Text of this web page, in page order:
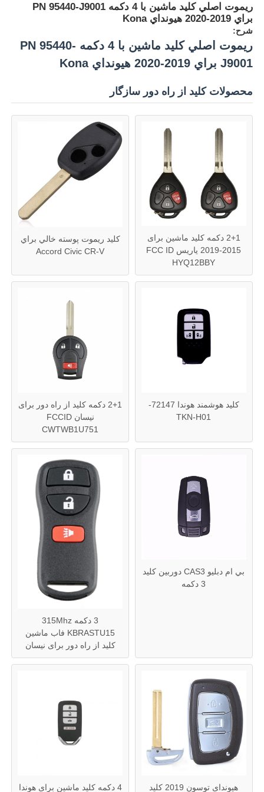
خانه
محصولات
فیلم های
اخبار
همه موارد
کلیدهای خودرو
ريموت اصلي کليد ماشين با 4 دکمه PN 95440-J9001
براي 2019-2020 هيونداي Kona
شرح:
ريموت اصلي کليد ماشين با 4 دکمه PN 95440-
J9001 براي 2019-2020 هيونداي Kona
محصولات کلید از راه دور سازگار
2+1 دکمه کلید ماشین برای
2015-2019 یاریس FCC ID
HYQ12BBY
کليد ريموت پوسته خالي براي
Accord Civic CR-V
کلید هوشمند هوندا 72147-
TKN-H01
2+1 دکمه کلید از راه دور برای
نیسان FCCID
CWTWB1U751
بي ام دبليو CAS3 دوربين کلید
3 دکمه
3 دکمه 315Mhz
KBRASTU15 فاب ماشین
کلید از راه دور برای نیسان
هیوندای توسون 2019 کلید 4 دکمه کلید ماشین برای هوندا